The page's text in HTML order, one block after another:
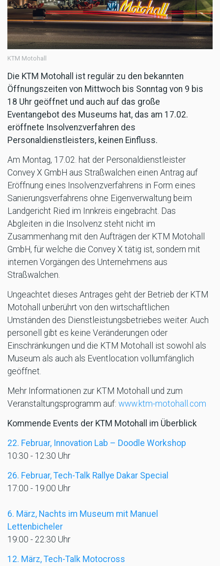
KTM Motohall
Die KTM Motohall ist regulär zu den bekannten
Öffnungszeiten von Mittwoch bis Sonntag von 9 bis
18 Uhr geöffnet und auch auf das große
Eventangebot des Museums hat, das am 17.02.
eröffnete Insolvenzverfahren des
Personaldienstleisters, keinen Einfluss.
Am Montag, 17.02. hat der Personaldienstleister
Convey X GmbH aus Straßwalchen einen Antrag auf
Eröffnung eines Insolvenzverfahrens in Form eines
Sanierungsverfahrens ohne Eigenverwaltung beim
Landgericht Ried im Innkreis eingebracht. Das
Abgleiten in die Insolvenz steht nicht im
Zusammenhang mit den Aufträgen der KTM Motohall
GmbH, für welche die Convey X tätig ist, sondern mit
internen Vorgängen des Unternehmens aus
Straßwalchen.
Ungeachtet dieses Antrages geht der Betrieb der KTM
Motohall unberührt von den wirtschaftlichen
Umständen des Dienstleistungsbetriebes weiter. Auch
personell gibt es keine Veränderungen oder
Einschränkungen und die KTM Motohall ist sowohl als
Museum als auch als Eventlocation vollumfänglich
geöffnet.
Mehr Informationen zur KTM Motohall und zum
Veranstaltungsprogramm auf: www.ktm-motohall.com
Kommende Events der KTM Motohall im Überblick
22. Februar, Innovation Lab – Doodle Workshop
10:30 - 12:30 Uhr
26. Februar, Tech-Talk Rallye Dakar Special
17:00 - 19:00 Uhr
6. März, Nachts im Museum mit Manuel
Lettenbicheler
19:00 - 22:30 Uhr
12. März, Tech-Talk Motocross